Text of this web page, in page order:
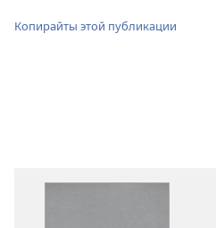
Копирайты этой публикации